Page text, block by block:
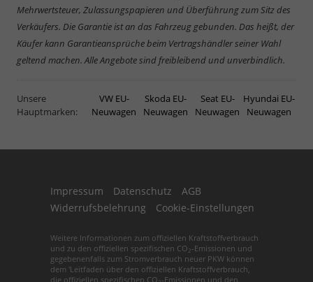
Mehrwertsteuer, Zulassungspapieren und Überführung zum Sitz des
Verkäufers. Die Garantie ist an das Fahrzeug gebunden. Das heißt, der
Käufer kann Garantieansprüche beim Vertragshändler seiner Wahl
geltend machen. Alle Angebote sind freibleibend und unverbindlich.
Unsere
Hauptmarken:
VW EU-
Neuwagen
Skoda EU-
Neuwagen
Seat EU-
Neuwagen
Hyundai EU-
Neuwagen
Impressum Datenschutz
AGB
Widerrufsbelehrung
Cookie-Einstellungen
Weitere Informationen zum offiziellen Kraftstoffverbrauch
und zu den offiziellen spezifischen CO2 -Emissionen und
gegebenenfalls zum Stromverbrauch neuer PKW können
dem 'Leitfaden über den offiziellen Kraftstoffverbrauch,
die offiziellen spezifischen CO -Emissionen und den